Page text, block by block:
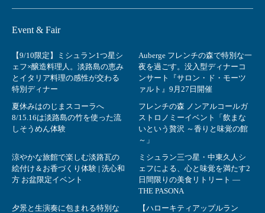
Event & Fair
【9/10限定】ミシュラン1つ星シ
ェフ×醸造料理人。淡路島の恵み
とイタリア料理の感性が交わる
特別ディナー
Auberge フレンチの森で特別な一
夜を過ごす。没入型ディナーコ
ンサート『サロン・ド・モーツ
ァルト』9月27日開催
夏休みはのじまスコーラへ
8/15.16は淡路島の竹を使った流
しそうめん体験
フレンチの森 ノンアルコールガ
ストロノミーイベント「飲まな
いという贅沢 ～香りと味覚の館
～」
涼やかな旅館で楽しむ淡路瓦の
絵付け＆お香づくり体験 | 洗心和
方 お盆限定イベント
ミシュラン三つ星・中東久人シ
ェフによる、心と味覚を満たす2
日間限りの美食リトリート ―
THE PASONA
夕景と生演奏に包まれる特別な
【ハローキティアップルラン